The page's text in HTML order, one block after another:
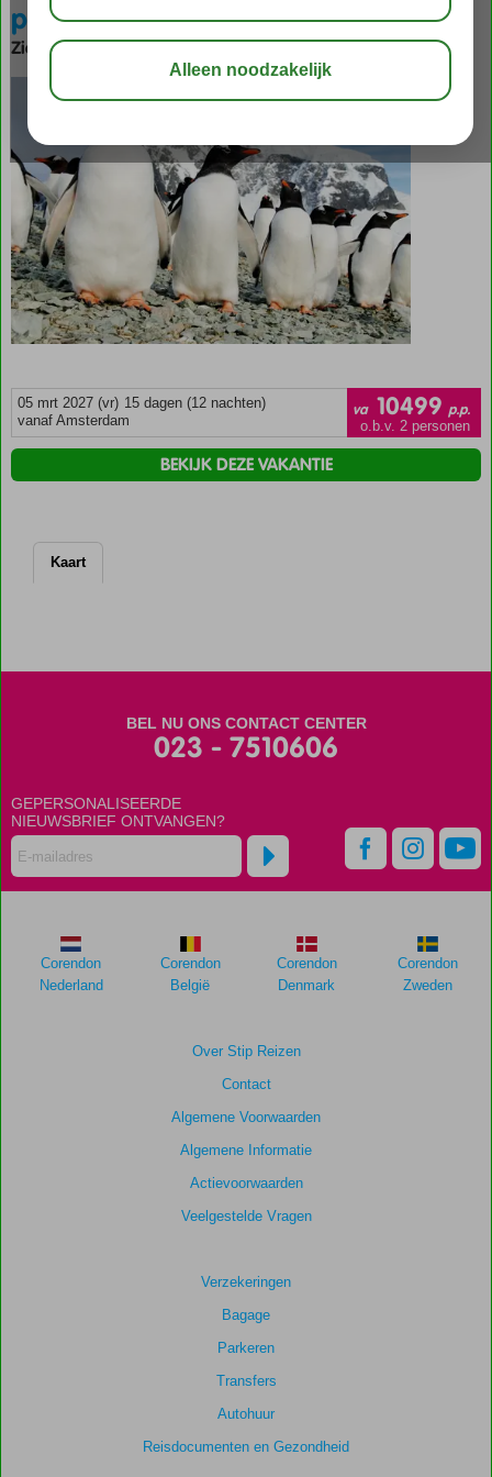
per m/v Hondius
Zie beschrijving bewaar
05 mrt 2027 (vr) 15 dagen (12 nachten)
vanaf Amsterdam
va 10499 p.p.
o.b.v. 2 personen
BEKIJK DEZE VAKANTIE
Kaart
BEL NU ONS CONTACT CENTER
023 - 7510606
GEPERSONALISEERDE
NIEUWSBRIEF ONTVANGEN?
Over Stip Reizen
Contact
Algemene Voorwaarden
Algemene Informatie
Actievoorwaarden
Veelgestelde Vragen
Verzekeringen
Bagage
Parkeren
Transfers
Autohuur
Reisdocumenten en Gezondheid
Corendon
Nederland
Corendon
België
Corendon
Denmark
Corendon
Zweden